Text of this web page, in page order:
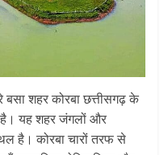
बसा शहर कोरबा छत्तीसगढ़ के
यह शहर जंगलों और
है। कोरबा चारों तरफ से